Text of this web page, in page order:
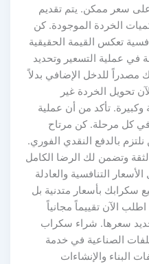
سعر ممكن. يتم تقديم
الخردة الموجودة. كن
تعكس القيمة الحقيقية
في عملية التسعير وتحديد
مصدراً للدخل الإضافي بدلاً
تحويل الخردة غير
وكبيرة. تأكد من أن عملية
في كل مرحلة. كن مرتاح
بالدفع النقدي الفوري.
وتضمن لك الرضا الكامل
التنافسية والعادلة
سكرابك بأسعار متدنية بل
الآن تقييماً مجانياً
سعرها. شراء سكراب
الصناعية في خدمة
البناء والإنشاءات